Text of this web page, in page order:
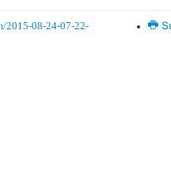
2015-08-24-07-22-